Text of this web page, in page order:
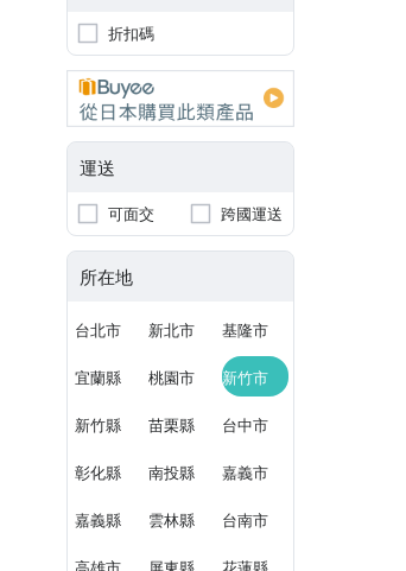
折扣碼
運送
可面交 跨國運送
所在地
台北市 新北市 基隆市
宜蘭縣 桃園市 新竹市
新竹縣 苗栗縣 台中市
彰化縣 南投縣 嘉義市
嘉義縣 雲林縣 台南市